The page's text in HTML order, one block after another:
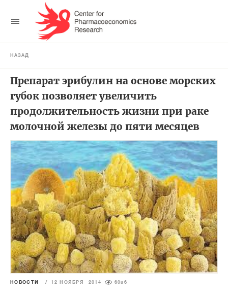
НАЗАД
Препарат эрибулин на основе морских
губок позволяет увеличить
продолжительность жизни при раке
молочной железы до пяти месяцев
НОВОСТИ / 12 НОЯБРЯ 2014 6086